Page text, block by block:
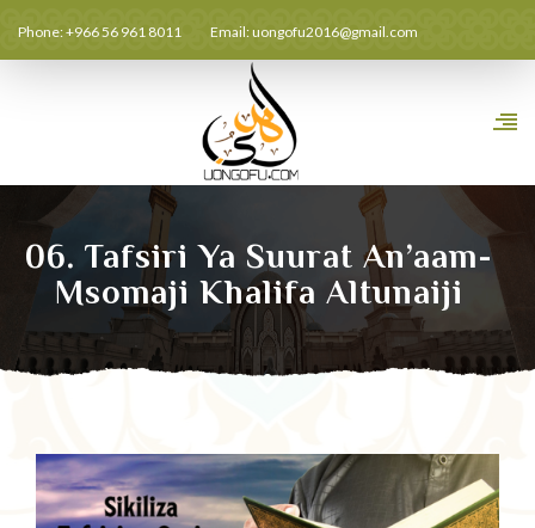
Phone: +966 56 961 8011 Email:uongofu2016@gmail.com
06. Tafsiri Ya Suurat An’aam-
Msomaji Khalifa Altunaiji